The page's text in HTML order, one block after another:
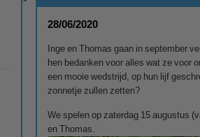
28/06/2020
Inge en Thomas gaan in september
hen bedanken voor alles wat ze voor
een mooie wedstrijd, op hun lijf
zonnetje zullen zetten?
We spelen op zaterdag 15 augustus
en Thomas.